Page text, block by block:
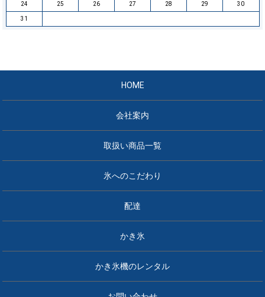
24 25 26 27 28 29 30
31
HOME
会社案内
取扱い商品一覧
氷へのこだわり
配達
かき氷
かき氷機のレンタル